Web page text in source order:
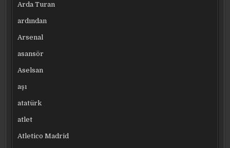
Arda Turan
ardından
Arsenal
asansör
Aselsan
aşı
atatürk
atlet
Atletico Madrid